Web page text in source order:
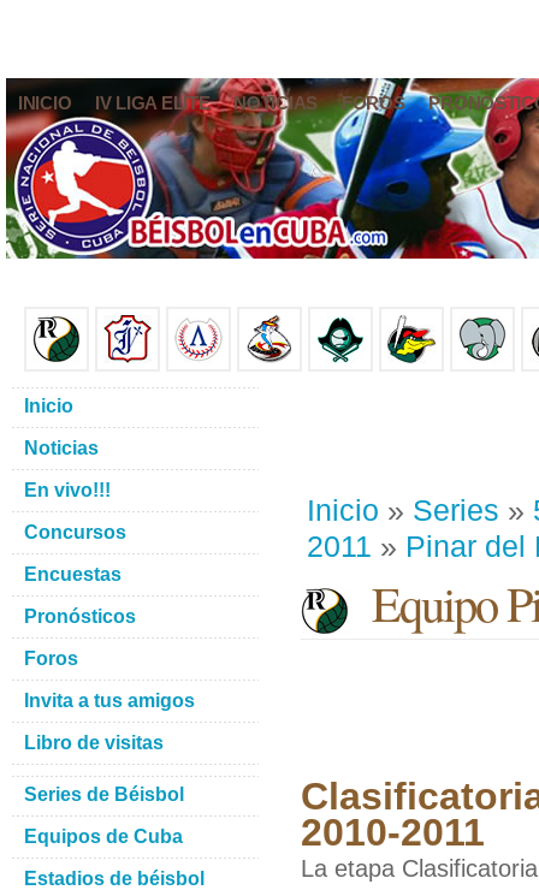
INICIO IV LIGA ELITE NOTICIAS FOROS
Inicio » Series »
2011 » Pinar del
Equipo
2010-2011
La etapa
Inicio
Noticias
En vivo!!!
Concursos
Encuestas
Pronósticos
Foros
Invita a tus amigos
Libro de visitas
Series de Béisbol
Equipos de Cuba
Estadios de béisbol